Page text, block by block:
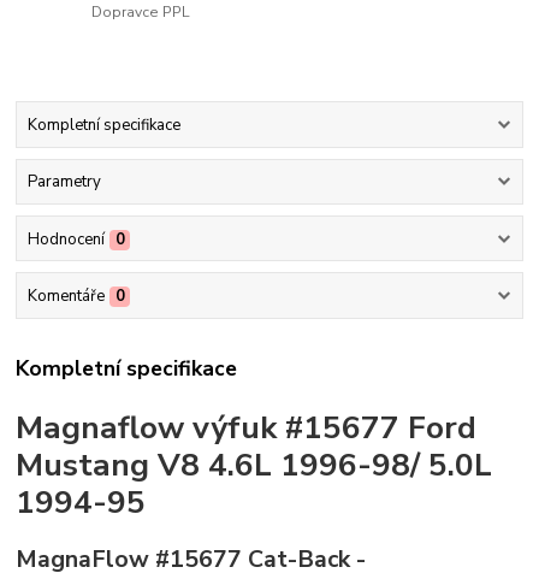
Dopravce PPL
Kompletní specifikace
Parametry
Hodnocení 0
Komentáře 0
Kompletní specifikace
Magnaflow výfuk #15677 Ford
Mustang V8 4.6L 1996-98/ 5.0L
1994-95
MagnaFlow #15677 Cat-Back -